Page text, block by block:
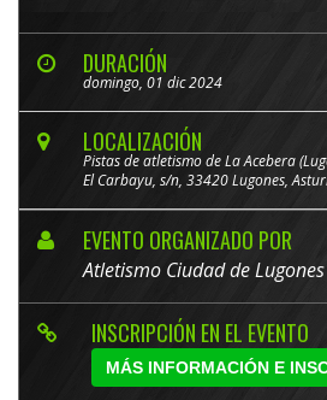
DURACIÓN
domingo, 01 dic 2024
LOCALIZACIÓN
Pistas de atletismo de La Acebera
El Carbayu, s/n, 33420 Lugones,
EVENTO ORGANIZADO POR
Atletismo Ciudad de Lugones
INSCRIPCIÓN EN EL EVENTO
MÁS INFORMACIÓN E